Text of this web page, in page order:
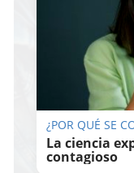
¿POR QUÉ SE
La ciencia
contagioso